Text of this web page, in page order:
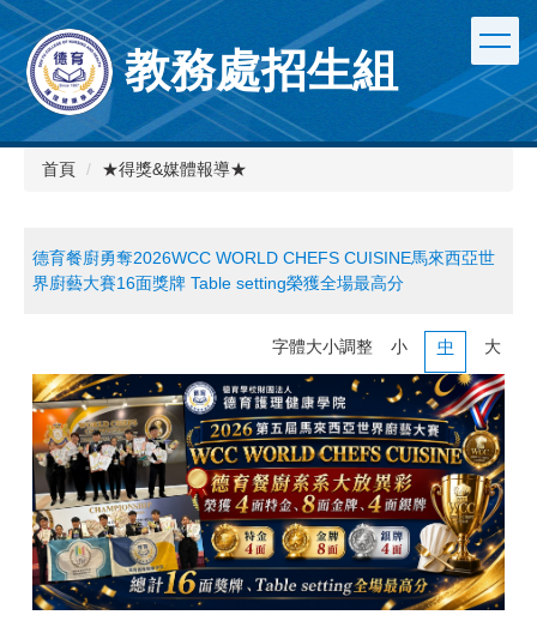
跳
到
主
要
內
容
教務處招生組
首頁 ★得獎&媒體報導★
德育餐廚勇奪2026WCC WORLD CHEFS CUISINE馬來西亞世
界廚藝大賽16面獎牌 Table setting榮獲全場最高分
字體大小調整 小 中 大